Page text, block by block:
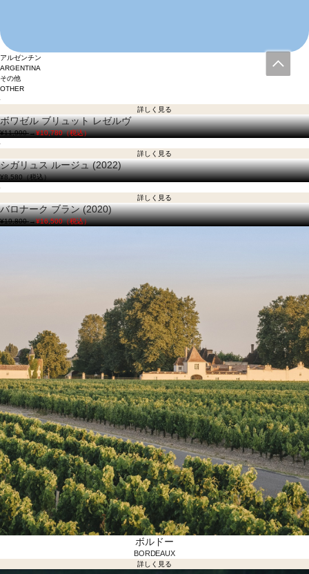
アルゼンチン
ARGENTINA
その他
OTHER
詳しく見る
ボワゼル ブリュット レゼルヴ
¥11,990→¥10,780（税込）
詳しく見る
シガリュス ルージュ (2022)
¥8,580（税込）
詳しく見る
バロナーク ブラン (2020)
¥19,800→¥16,500（税込）
ボルドー
BORDEAUX
詳しく見る